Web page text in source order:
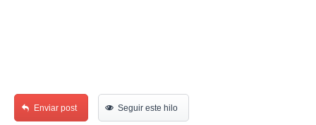
Enviar post Seguir este hilo